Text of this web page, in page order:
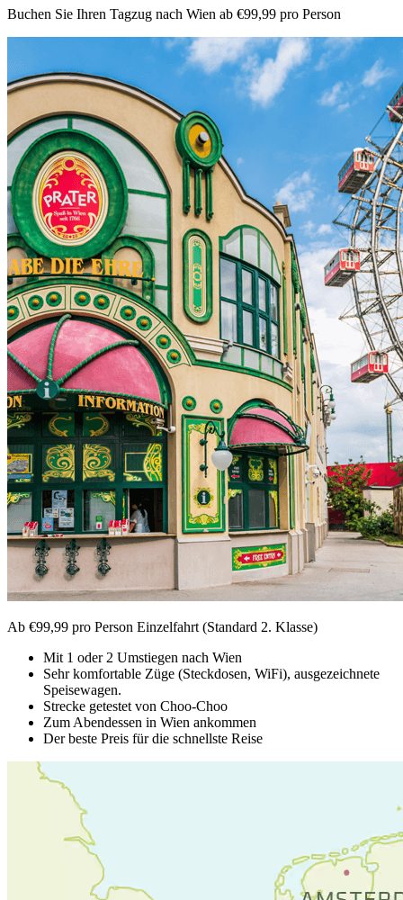
Buchen Sie Ihren Tagzug nach Wien ab €99,99 pro Person
Ab €99,99 pro Person Einzelfahrt (Standard 2. Klasse)
Mit 1 oder 2 Umstiegen nach Wien
Sehr komfortable Züge (Steckdosen, WiFi), ausgezeichnete
Speisewagen.
Strecke getestet von Choo-Choo
Zum Abendessen in Wien ankommen
Der beste Preis für die schnellste Reise